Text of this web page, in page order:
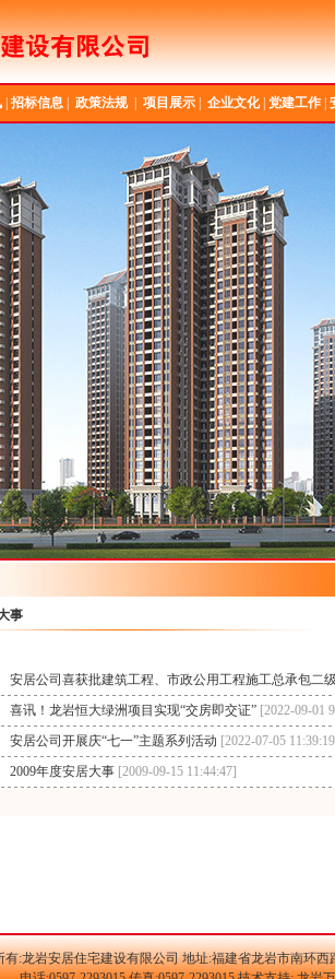
| 招标信息| 政策法规| 项目展示| 企业文化| 党建工作|
事
安居公司喜获批建筑工程、市政公用工程施工总承包二
喜讯！龙岩恒大绿洲项目实现“交房即交证” [2022-09-01
安居公司开展庆“七一”主题系列活动 [2022-07-05
2009年度安居大事 [2009-09-15 11:44:47]
有:龙岩安居住宅建设有限公司 地址:福建省龙岩市南环西